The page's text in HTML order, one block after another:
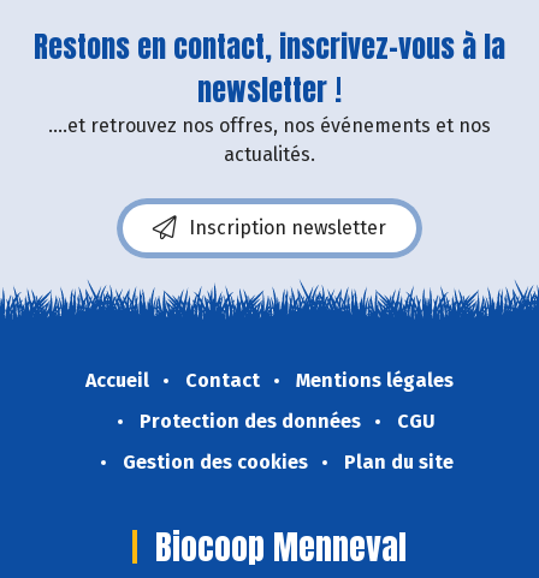
Restons en contact, inscrivez-vous à la
newsletter !
....et retrouvez nos offres, nos événements et nos
actualités.
Inscription newsletter
Accueil Contact
Mentions légales
Protection des données
CGU
Gestion des cookies
Plan du site
Biocoop Menneval